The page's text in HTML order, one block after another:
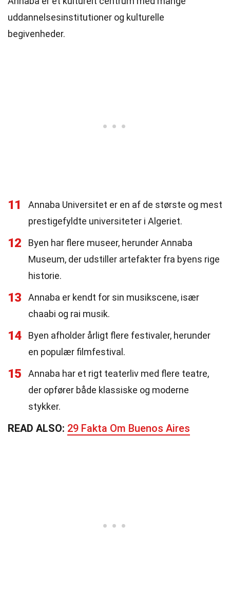
uddannelsesinstitutioner og kulturelle
begivenheder.
11
Annaba Universitet er en af de største og mest
prestigefyldte universiteter i Algeriet.
12
Byen har flere museer, herunder Annaba
Museum, der udstiller artefakter fra byens rige
historie.
13
Annaba er kendt for sin musikscene, især
chaabi og rai musik.
14
Byen afholder årligt flere festivaler, herunder
en populær filmfestival.
15
Annaba har et rigt teaterliv med flere teatre,
der opfører både klassiske og moderne
stykker.
READ ALSO: 29 Fakta Om Buenos Aires